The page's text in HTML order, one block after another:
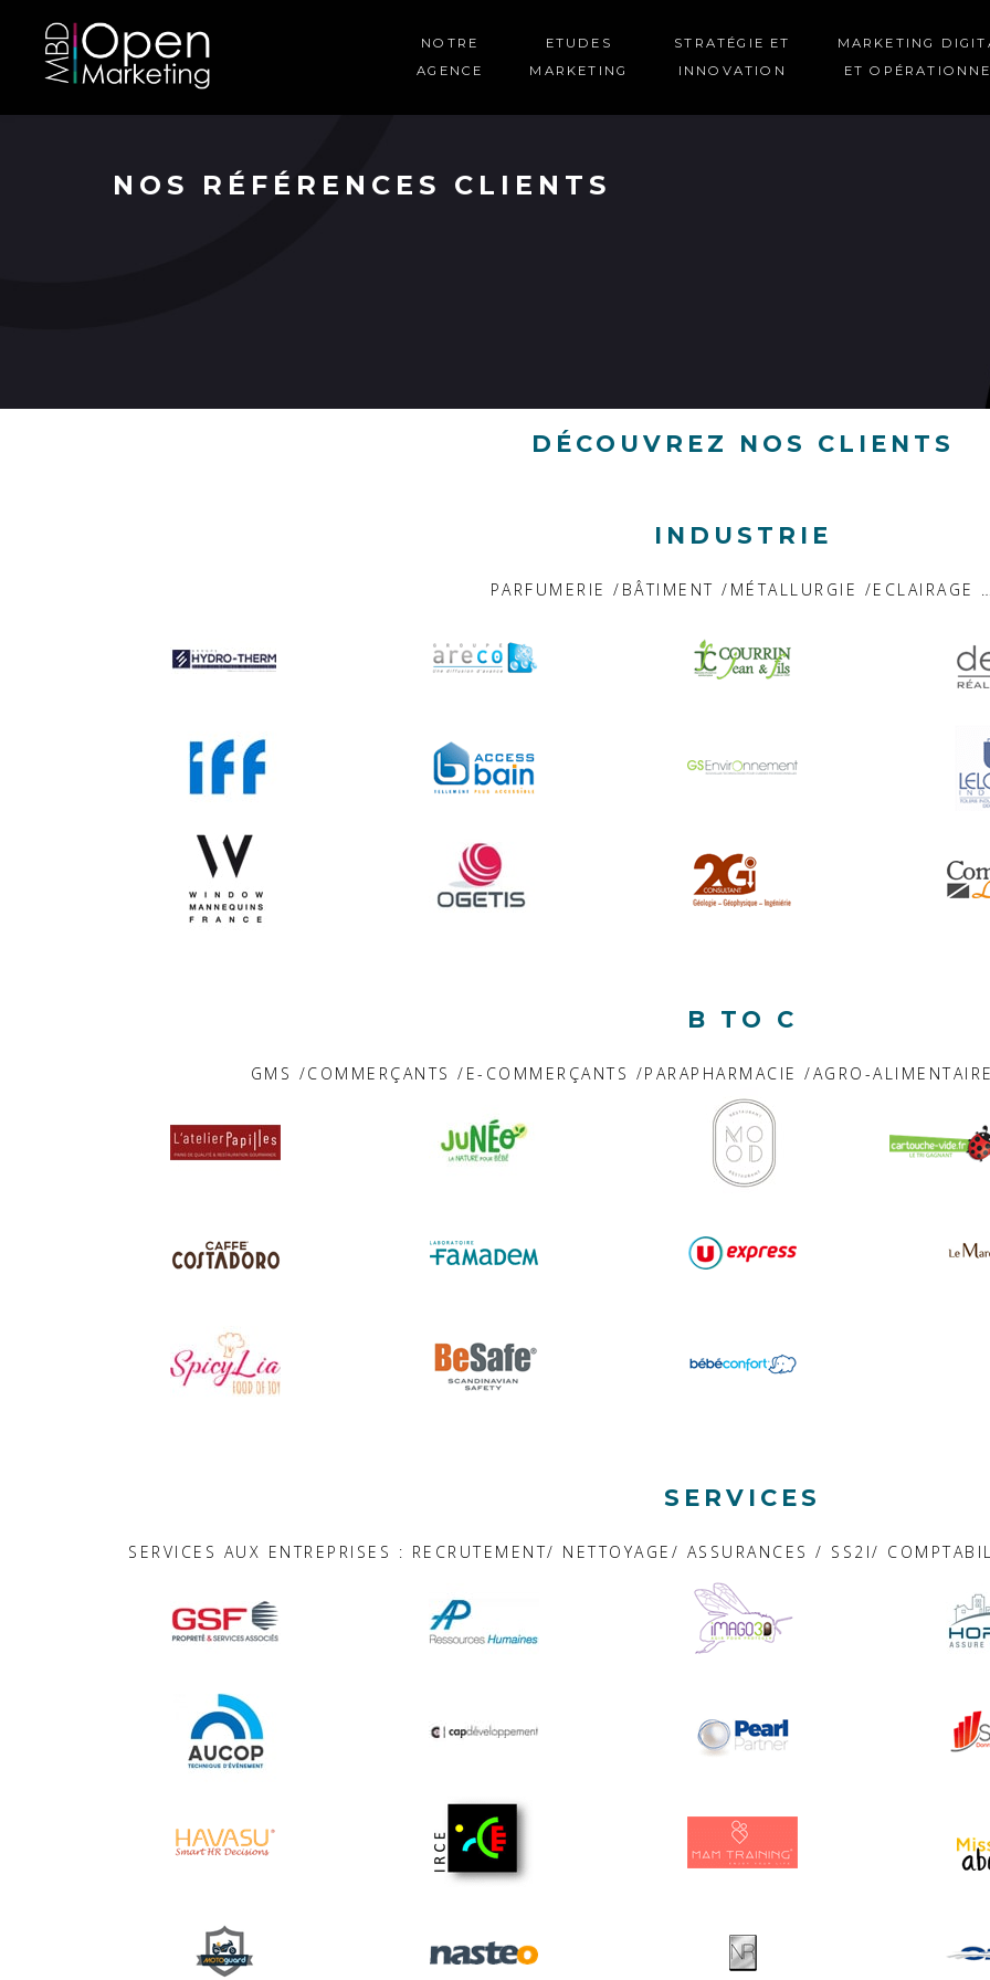
NOTRE
AGENCE
ETUDES
MARKETING
STRATÉGIE ET
INNOVATION
MARKETING
ET
NOS RÉFÉRENCES CLIENTS
DÉCOUVREZ NOS CLIENTS
INDUSTRIE
PARFUMERIE /BÂTIMENT /MÉTALLURGIE /ECLAIRAGE
B TO C
GMS /COMMERÇANTS /E-COMMERÇANTS /PARAPHARMACIE /AGRO-
SERVICES
SERVICES AUX ENTREPRISES : RECRUTEMENT/ NETTOYAGE/ ASSURANCES / SS2I/